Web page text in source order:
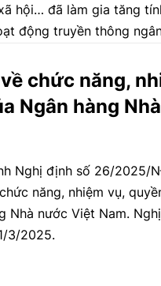
hội… đã làm gia tăng
động truyền thông
tăng cường uy tín và
kinh tế.
chức năng,
Ngân hàng
Nghị định số 26/2025/
năng, nhiệm vụ,
Nhà nước Việt Nam.
3/2025.